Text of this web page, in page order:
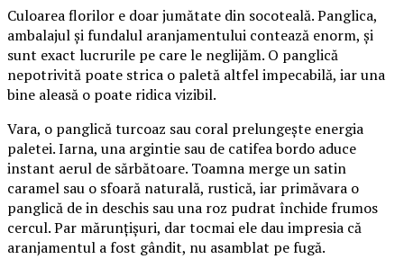
Culoarea florilor e doar jumătate din socoteală. Panglica,
ambalajul și fundalul aranjamentului contează enorm, și
sunt exact lucrurile pe care le neglijăm. O panglică
nepotrivită poate strica o paletă altfel impecabilă, iar una
bine aleasă o poate ridica vizibil.
Vara, o panglică turcoaz sau coral prelungește energia
paletei. Iarna, una argintie sau de catifea bordo aduce
instant aerul de sărbătoare. Toamna merge un satin
caramel sau o sfoară naturală, rustică, iar primăvara o
panglică de in deschis sau una roz pudrat închide frumos
cercul. Par mărunțișuri, dar tocmai ele dau impresia că
aranjamentul a fost gândit, nu asamblat pe fugă.